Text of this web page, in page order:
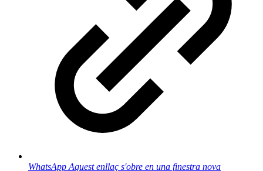
WhatsApp Aquest enllaç s'obre en una finestra nova